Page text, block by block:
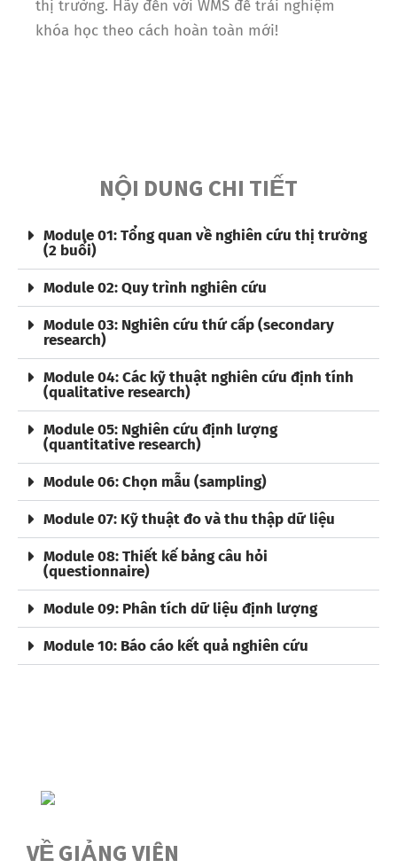
thị trường. Hãy đến với WMS để trải nghiệm
khóa học theo cách hoàn toàn mới!
NỘI DUNG CHI TIẾT
Module 01: Tổng quan về nghiên cứu thị trường
(2 buổi)
Module 02: Quy trình nghiên cứu
Module 03: Nghiên cứu thứ cấp (secondary
research)
Module 04: Các kỹ thuật nghiên cứu định tính
(qualitative research)
Module 05: Nghiên cứu định lượng
(quantitative research)
Module 06: Chọn mẫu (sampling)
Module 07: Kỹ thuật đo và thu thập dữ liệu
Module 08: Thiết kế bảng câu hỏi
(questionnaire)
Module 09: Phân tích dữ liệu định lượng
Module 10: Báo cáo kết quả nghiên cứu
VỀ GIẢNG VIÊN